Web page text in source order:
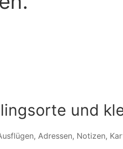
und
Adressen, Notizen,